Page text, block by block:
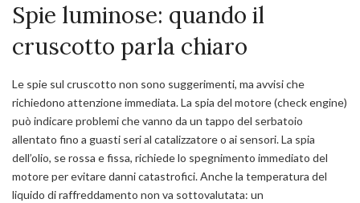
Spie luminose: quando il
cruscotto parla chiaro
Le spie sul cruscotto non sono suggerimenti, ma avvisi che
richiedono attenzione immediata. La spia del motore (check engine)
può indicare problemi che vanno da un tappo del serbatoio
allentato fino a guasti seri al catalizzatore o ai sensori. La spia
dell’olio, se rossa e fissa, richiede lo spegnimento immediato del
motore per evitare danni catastrofici. Anche la temperatura del
liquido di raffreddamento non va sottovalutata: un